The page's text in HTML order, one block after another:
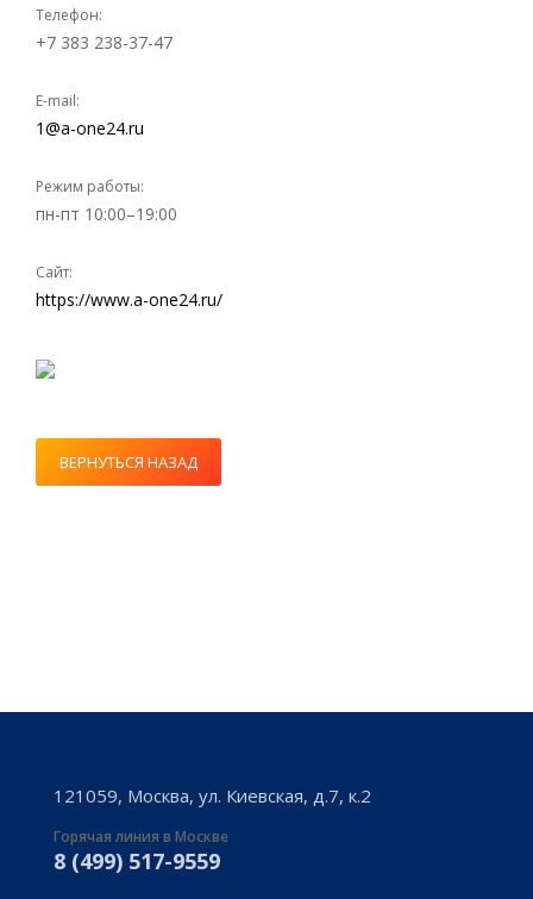
Телефон:
+7 383 238-37-47
E-mail:
1@a-one24.ru
Режим работы:
пн-пт 10:00–19:00
Сайт:
https://www.a-one24.ru/
ВЕРНУТЬСЯ НАЗАД
121059, Москва, ул. Киевская, д.7, к.2
Горячая линия в Москве
8 (499) 517-9559